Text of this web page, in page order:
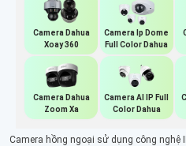
Camera Dahua
Xoay 360
Camera Ip Dome
Full Color Dahua
Camera Dahua
Zoom Xa
Camera AI IP Full
Color Dahua
Camera hồng ngoại sử dụng công nghệ